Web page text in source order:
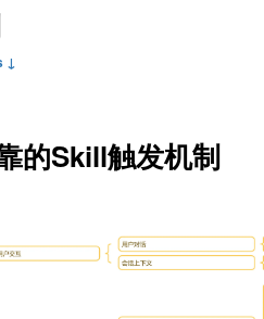
↓
的Skill触发机制